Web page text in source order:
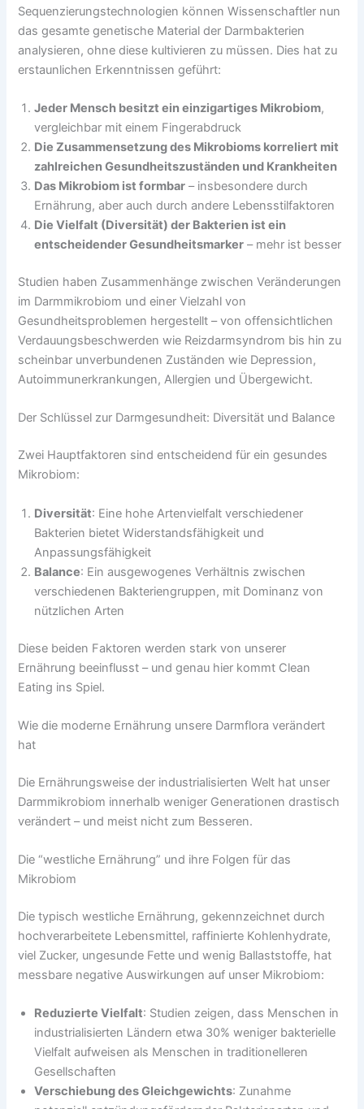
Sequenzierungstechnologien können Wissenschaftler nun
das gesamte genetische Material der Darmbakterien
analysieren, ohne diese kultivieren zu müssen. Dies hat zu
erstaunlichen Erkenntnissen geführt:
Jeder Mensch besitzt ein einzigartiges Mikrobiom,
vergleichbar mit einem Fingerabdruck
Die Zusammensetzung des Mikrobioms korreliert mit
zahlreichen Gesundheitszuständen und Krankheiten
Das Mikrobiom ist formbar – insbesondere durch
Ernährung, aber auch durch andere Lebensstilfaktoren
Die Vielfalt (Diversität) der Bakterien ist ein
entscheidender Gesundheitsmarker – mehr ist besser
Studien haben Zusammenhänge zwischen Veränderungen
im Darmmikrobiom und einer Vielzahl von
Gesundheitsproblemen hergestellt – von offensichtlichen
Verdauungsbeschwerden wie Reizdarmsyndrom bis hin zu
scheinbar unverbundenen Zuständen wie Depression,
Autoimmunerkrankungen, Allergien und Übergewicht.
Der Schlüssel zur Darmgesundheit: Diversität und Balance
Zwei Hauptfaktoren sind entscheidend für ein gesundes
Mikrobiom:
Diversität: Eine hohe Artenvielfalt verschiedener
Bakterien bietet Widerstandsfähigkeit und
Anpassungsfähigkeit
Balance: Ein ausgewogenes Verhältnis zwischen
verschiedenen Bakteriengruppen, mit Dominanz von
nützlichen Arten
Diese beiden Faktoren werden stark von unserer
Ernährung beeinflusst – und genau hier kommt Clean
Eating ins Spiel.
Wie die moderne Ernährung unsere Darmflora verändert
hat
Die Ernährungsweise der industrialisierten Welt hat unser
Darmmikrobiom innerhalb weniger Generationen drastisch
verändert – und meist nicht zum Besseren.
Die “westliche Ernährung” und ihre Folgen für das
Mikrobiom
Die typisch westliche Ernährung, gekennzeichnet durch
hochverarbeitete Lebensmittel, raffinierte Kohlenhydrate,
viel Zucker, ungesunde Fette und wenig Ballaststoffe, hat
messbare negative Auswirkungen auf unser Mikrobiom:
Reduzierte Vielfalt: Studien zeigen, dass Menschen in
industrialisierten Ländern etwa 30% weniger bakterielle
Vielfalt aufweisen als Menschen in traditionelleren
Gesellschaften
Verschiebung des Gleichgewichts: Zunahme